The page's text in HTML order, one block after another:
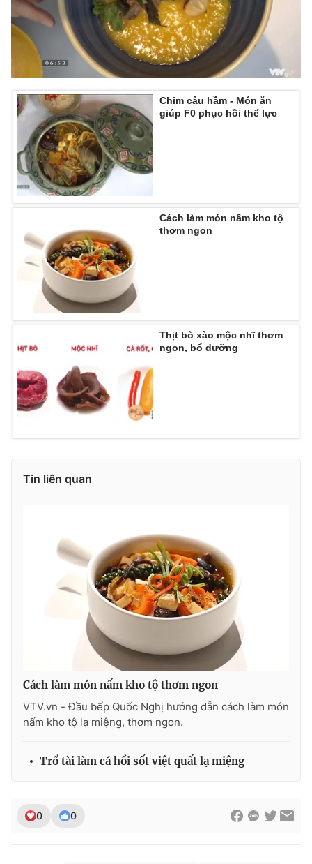
Chim câu hầm - Món ăn
giúp F0 phục hồi thể lực
Cách làm món nấm kho tộ
thơm ngon
Thịt bò xào mộc nhĩ thơm
ngon, bổ dưỡng
Tin liên quan
Cách làm món nấm kho tộ thơm ngon
VTV.vn - Đầu bếp Quốc Nghị hướng dẫn cách làm món
nấm kho tộ lạ miệng, thơm ngon.
Trổ tài làm cá hồi sốt việt quất lạ miệng
0 0